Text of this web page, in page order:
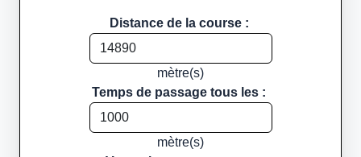
Distance de la course :
mètre(s)
Temps de passage tous les :
mètre(s)